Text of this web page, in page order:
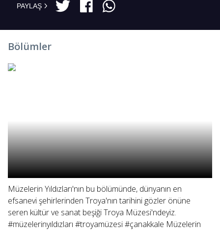
PAYLAŞ
Bölümler
Müzelerin Yıldızları'nın bu bölümünde, dünyanın en
efsanevi şehirlerinden Troya'nın tarihini gözler önüne
seren kültür ve sanat beşiği Troya Müzesi'ndeyiz.
#müzelerinyıldızları #troyamüzesi #çanakkale Müzelerin